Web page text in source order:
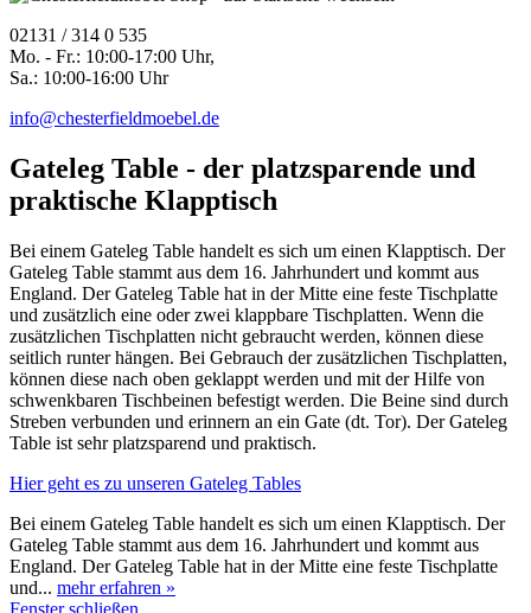
02131 / 314 0 535
Mo. - Fr.: 10:00-17:00 Uhr,
Sa.: 10:00-16:00 Uhr
info@chesterfieldmoebel.de
Gateleg Table - der platzsparende und
praktische Klapptisch
Bei einem Gateleg Table handelt es sich um einen Klapptisch. Der
Gateleg Table stammt aus dem 16. Jahrhundert und kommt aus
England. Der Gateleg Table hat in der Mitte eine feste Tischplatte
und zusätzlich eine oder zwei klappbare Tischplatten. Wenn die
zusätzlichen Tischplatten nicht gebraucht werden, können diese
seitlich runter hängen. Bei Gebrauch der zusätzlichen Tischplatten,
können diese nach oben geklappt werden und mit der Hilfe von
schwenkbaren Tischbeinen befestigt werden. Die Beine sind durch
Streben verbunden und erinnern an ein Gate (dt. Tor). Der Gateleg
Table ist sehr platzsparend und praktisch.
Hier geht es zu unseren Gateleg Tables
Bei einem Gateleg Table handelt es sich um einen Klapptisch. Der
Gateleg Table stammt aus dem 16. Jahrhundert und kommt aus
England. Der Gateleg Table hat in der Mitte eine feste Tischplatte
und... mehr erfahren »
Fenster schließen